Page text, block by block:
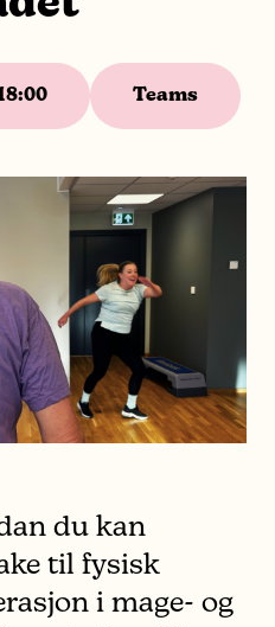
Teams
du kan
til fysisk
i mage- og